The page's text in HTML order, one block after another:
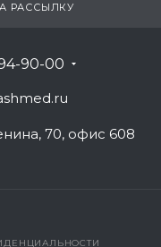
РАССЫЛКУ
90-00
70, офис 608